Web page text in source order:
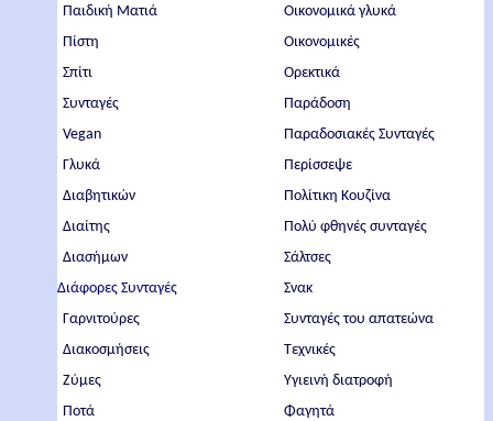
Παιδική Ματιά
Πίστη
Σπίτι
Συνταγές
Vegan
Γλυκά
Διαβητικών
Διαίτης
Διασήμων
Διάφορες Συνταγές
Γαρνιτούρες
Διακοσμήσεις
Ζύμες
Ποτά
Οικονομικά γλυκά
Οικονομικές
Ορεκτικά
Παράδοση
Παραδοσιακές Συνταγές
Περίσσεψε
Πολίτικη Κουζίνα
Πολύ φθηνές συνταγές
Σάλτσες
Σνακ
Συνταγές του απατεώνα
Τεχνικές
Υγιεινή διατροφή
Φαγητά